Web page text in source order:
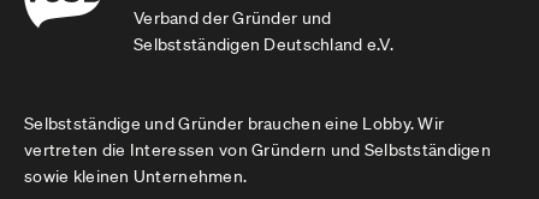
Verband der Gründer und
Selbstständigen Deutschland e.V.
Selbstständige und Gründer brauchen eine Lobby. Wir
vertreten die Interessen von Gründern und Selbstständigen
sowie kleinen Unternehmen.